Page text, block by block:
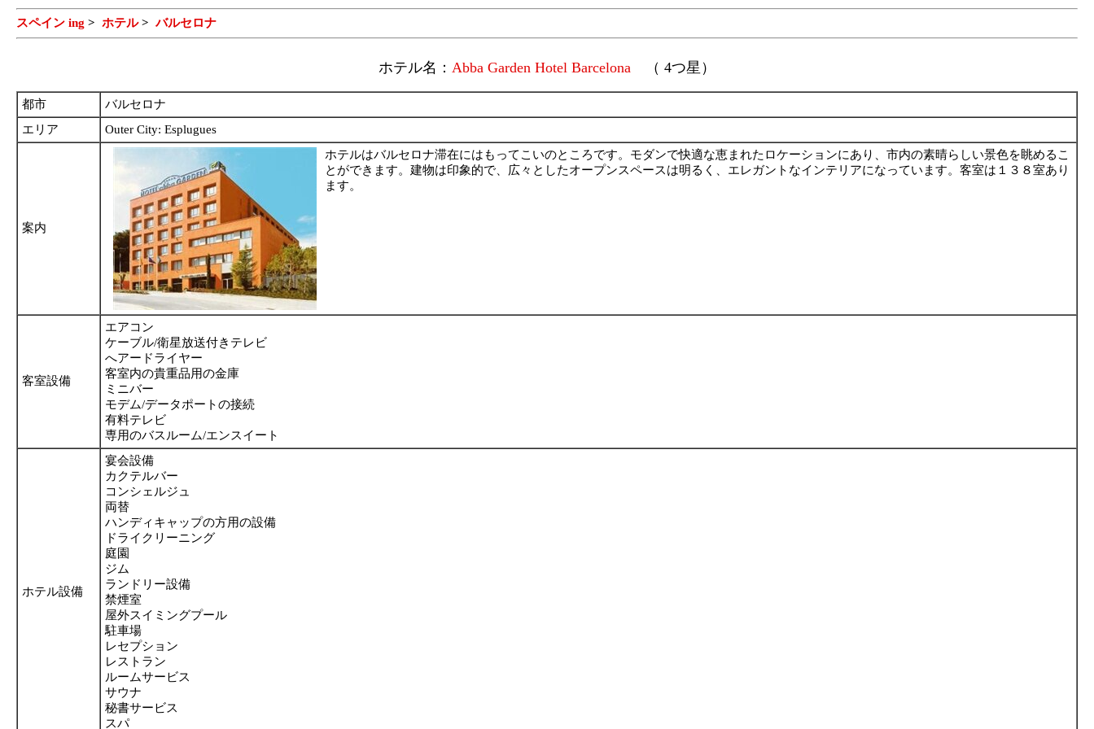
スペイン ing > ホテル> バルセロナ
ホテル名： Abba Garden Hotel Barcelona （ 4つ星）
都市
バルセロナ
エリア
Outer City: Esplugues
案内
ホテルはバルセロナ滞在にはもってこいのところです。モダンで快適な恵まれたロケーションにあり、市内の素晴らしい景色を眺めるこ
とができます。建物は印象的で、広々としたオープンスペースは明るく、エレガントなインテリアになっています。客室は１３８室あり
ます。
客室設備
エアコン
ケーブル/衛星放送付きテレビ
へアードライヤー
客室内の貴重品用の金庫
ミニバー
モデム/データポートの接続
有料テレビ
専用のバスルーム/エンスイート
ホテル設備
宴会設備
カクテルバー
コンシェルジュ
両替
ハンディキャップの方用の設備
ドライクリーニング
庭園
ジム
ランドリー設備
禁煙室
屋外スイミングプール
駐車場
レセプション
レストラン
ルームサービス
サウナ
秘書サービス
スパ